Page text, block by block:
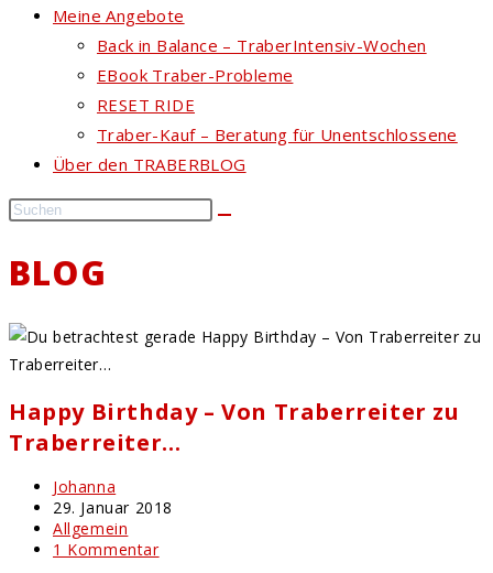
Meine Angebote
Back in Balance – TraberIntensiv-Wochen
EBook Traber-Probleme
RESET RIDE
Traber-Kauf – Beratung für Unentschlossene
Über den TRABERBLOG
BLOG
Happy Birthday – Von Traberreiter zu
Traberreiter…
Beitrags-
Autor:
Johanna
Beitrag
veröffentlicht:
29. Januar 2018
Beitrags-
Kategorie:
Allgemein
Beitrags-
1 Kommentar